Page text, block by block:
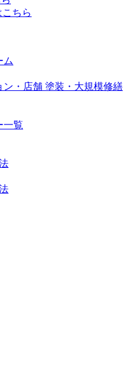
ム
ン・店舗 塗装・大規模修繕
一覧